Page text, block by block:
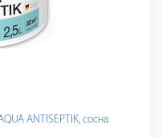
ANTISEPTIK, сосна